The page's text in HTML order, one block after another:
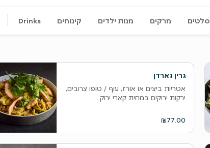
סלטים מרקים מנות ילדים קינוחים Drinks
גרין גארדן
אטריות ביצים או אורז, עוף / טופו צרובים,
ירקות ירוקים במחית קארי ירוק...
₪77.00